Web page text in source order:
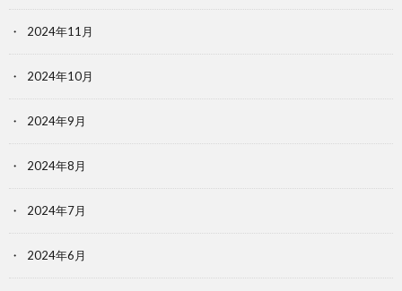
2024年11月
2024年10月
2024年9月
2024年8月
2024年7月
2024年6月